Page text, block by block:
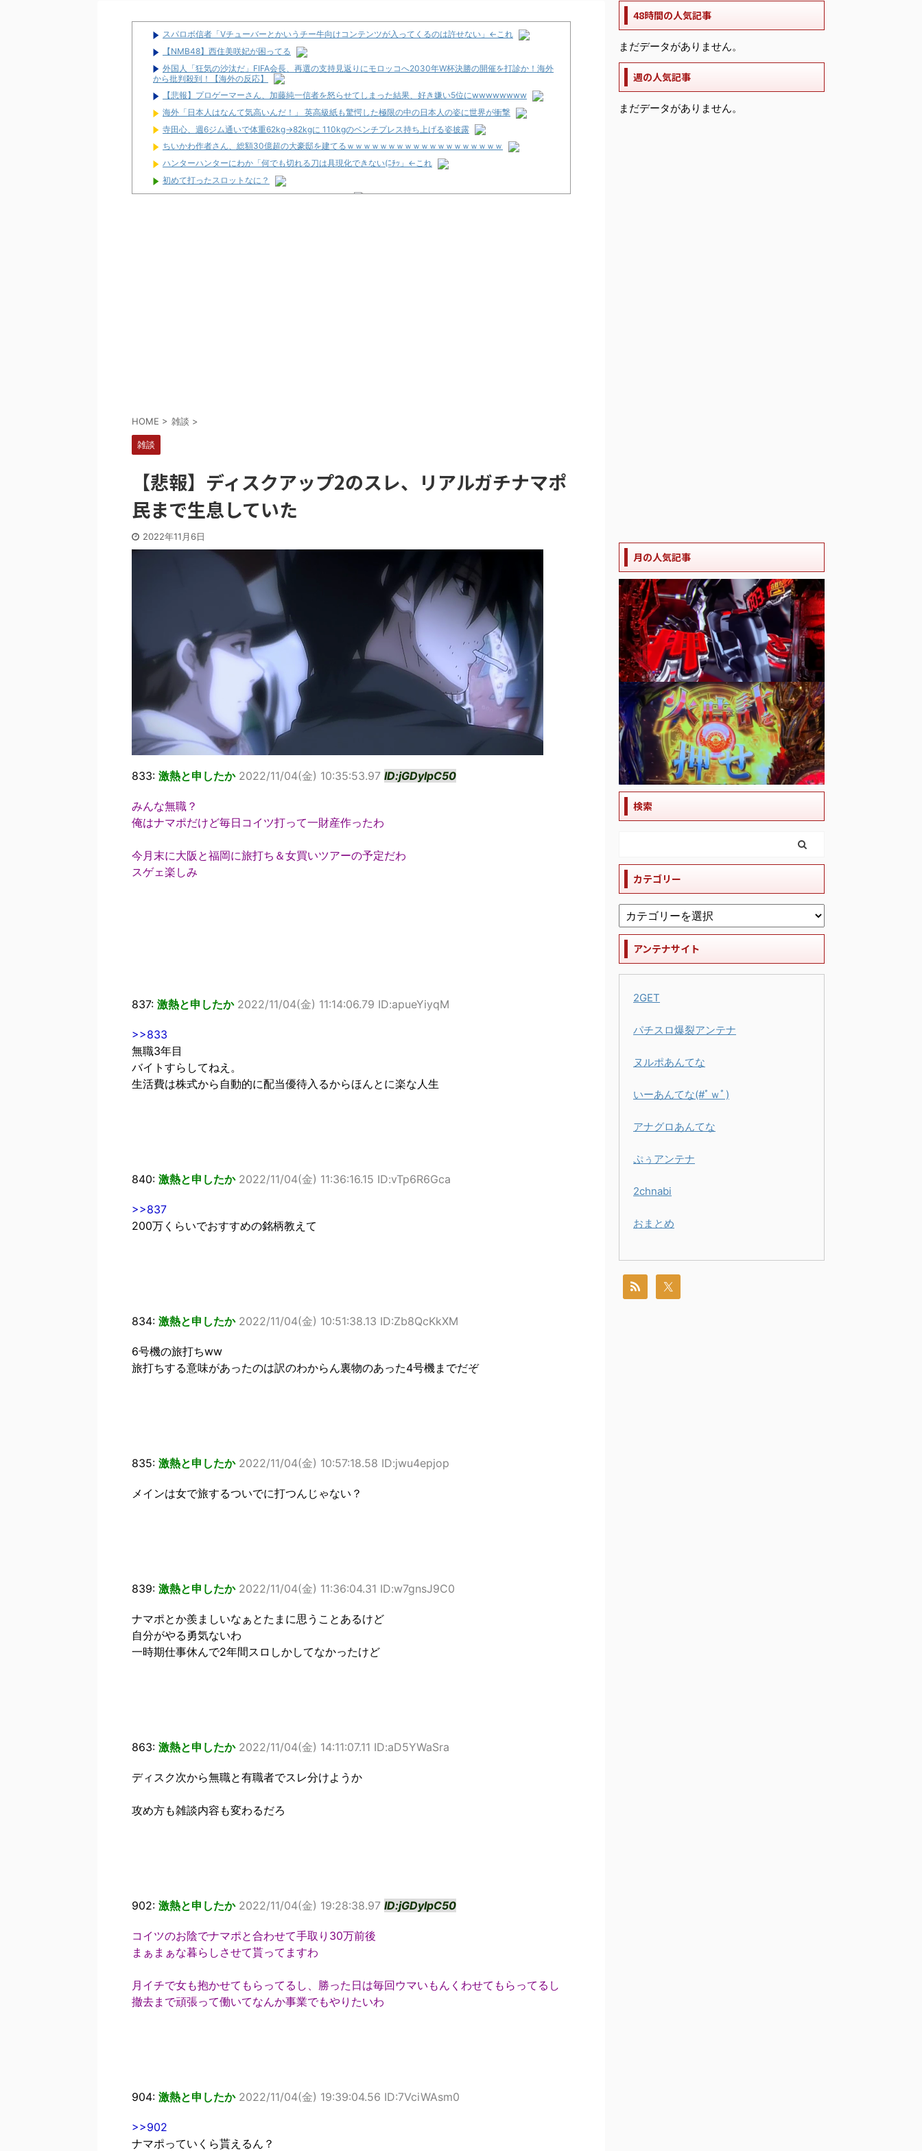
スパロボ信者「Vチューバーとかいうチー牛向けコンテンツが入ってくるのは許せない」←これ
【NMB48】西住美咲妃が困ってる
外国人「狂気の沙汰だ」FIFA会長、再選の支持見返りにモロッコへ2030年W杯決勝の開催を打診か！海外
から批判殺到！【海外の反応】
【悲報】プロゲーマーさん、加藤純一信者を怒らせてしまった結果、好き嫌い5位にwwwwwwww
海外「日本人はなんて気高いんだ！」 英高級紙も驚愕した極限の中の日本人の姿に世界が衝撃
寺田心、週6ジム通いで体重62kg→82kgに 110kgのベンチプレス持ち上げる姿披露
ちいかわ作者さん、総額30億超の大豪邸を建てるｗｗｗｗｗｗｗｗｗｗｗｗｗｗｗｗｗｗｗ
ハンターハンターにわか「何でも切れる刀は具現化できない(ﾆﾁｯ」←これ
初めて打ったスロットなに？
ワイ生活保護、2スロを打つ金すら無くて咽び泣く
HOME > 雑談 >
雑談
【悲報】ディスクアップ2のスレ、リアルガチナマポ
民まで生息していた
2022年11月6日
833: 激熱と申したか 2022/11/04(金) 10:35:53.97 ID:jGDyIpC50
みんな無職？
俺はナマポだけど毎日コイツ打って一財産作ったわ
今月末に大阪と福岡に旅打ち＆女買いツアーの予定だわ
スゲェ楽しみ
837: 激熱と申したか 2022/11/04(金) 11:14:06.79 ID:apueYiyqM
>>833
無職3年目
バイトすらしてねえ。
生活費は株式から自動的に配当優待入るからほんとに楽な人生
840: 激熱と申したか 2022/11/04(金) 11:36:16.15 ID:vTp6R6Gca
>>837
200万くらいでおすすめの銘柄教えて
834: 激熱と申したか 2022/11/04(金) 10:51:38.13 ID:Zb8QcKkXM
6号機の旅打ちww
旅打ちする意味があったのは訳のわからん裏物のあった4号機までだぞ
835: 激熱と申したか 2022/11/04(金) 10:57:18.58 ID:jwu4epjop
メインは女で旅するついでに打つんじゃない？
839: 激熱と申したか 2022/11/04(金) 11:36:04.31 ID:w7gnsJ9C0
ナマポとか羨ましいなぁとたまに思うことあるけど
自分がやる勇気ないわ
一時期仕事休んで2年間スロしかしてなかったけど
863: 激熱と申したか 2022/11/04(金) 14:11:07.11 ID:aD5YWaSra
ディスク次から無職と有職者でスレ分けようか
攻め方も雑談内容も変わるだろ
902: 激熱と申したか 2022/11/04(金) 19:28:38.97 ID:jGDyIpC50
コイツのお陰でナマポと合わせて手取り30万前後
まぁまぁな暮らしさせて貰ってますわ
月イチで女も抱かせてもらってるし、勝った日は毎回ウマいもんくわせてもらってるし
撤去まで頑張って働いてなんか事業でもやりたいわ
904: 激熱と申したか 2022/11/04(金) 19:39:04.56 ID:7VciWAsm0
>>902
ナマポっていくら貰えるん？
48時間の人気記事
まだデータがありません。
週の人気記事
まだデータがありません。
月の人気記事
検索
カテゴリー
アンテナサイト
2GET
パチスロ爆裂アンテナ
ヌルポあんてな
いーあんてな(#ﾟｗﾟ)
アナグロあんてな
ぷぅアンテナ
2chnabi
おまとめ